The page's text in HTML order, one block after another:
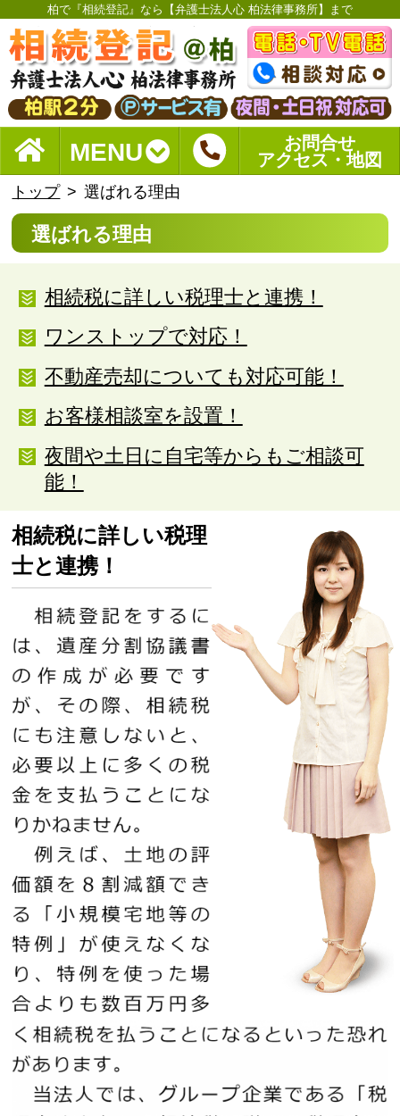
柏で『相続登記』なら【弁護士法人心 柏法律事務所】まで
MENU
お問合せ
アクセス・地図
トップ 選ばれる理由
選ばれる理由
相続税に詳しい税理士と連携！
ワンストップで対応！
不動産売却についても対応可能！
お客様相談室を設置！
夜間や土日に自宅等からもご相談可
能！
相続税に詳しい税理
士と連携！